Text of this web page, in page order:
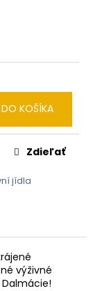
DO KOŠÍKA
jídla
Zdieľať
výživné